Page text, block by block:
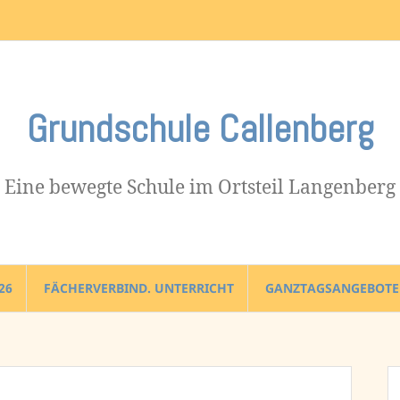
Grundschule Callenberg
Eine bewegte Schule im Ortsteil Langenberg
FÄCHERVERBIND. UNTERRICHT GANZTAGSANGEBOTE